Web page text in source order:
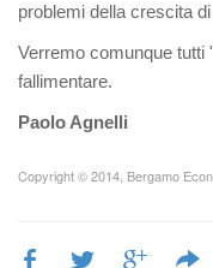
problemi della crescita
Verremo comunque tutti
fallimentare.
Paolo Agnelli
Copyright © 2014, Bergamo